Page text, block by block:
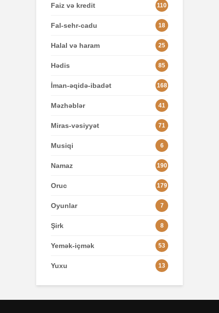
Faiz və kredit 110
Fal-sehr-cadu 18
Halal və haram 25
Hədis 85
İman-əqidə-ibadət 168
Məzhəblər 41
Miras-vəsiyyət 71
Musiqi 6
Namaz 190
Oruc 179
Oyunlar 7
Şirk 8
Yemək-içmək 53
Yuxu 13